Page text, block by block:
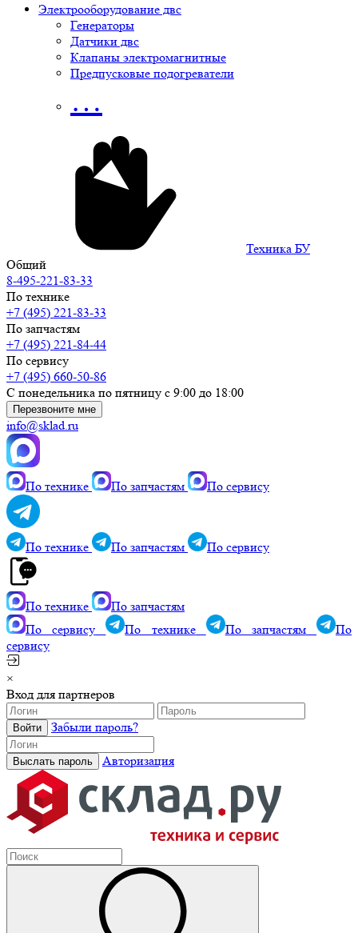
Электрооборудование двс
Генераторы
Датчики двс
Клапаны электромагнитные
Предпусковые подогреватели
…
Техника БУ
Общий
8-495-221-83-33
По технике
+7 (495) 221-83-33
По запчастям
+7 (495) 221-84-44
По сервису
+7 (495) 660-50-86
С понедельника по пятницу с 9:00 до 18:00
Перезвоните мне
info@sklad.ru
По технике По запчастям По сервису
По технике По запчастям По сервису
По технике
По запчастям
По сервису
По технике По запчастям
По
сервису
×
Вход для партнеров
Забыли пароль?
Авторизация